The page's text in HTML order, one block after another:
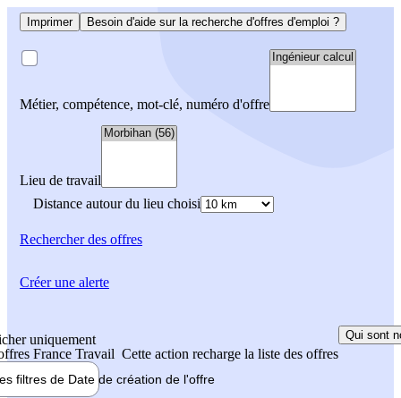
Imprimer Besoin d'aide sur la recherche d'offres d'emploi ?
Métier, compétence, mot-clé, numéro d'offre
Lieu de travail
Distance autour du lieu choisi
Rechercherdes offres
uniquement
France Travail Cette action recharge la liste des offres
Qui sont
filtres de Date de création de l'offre
Créer une alerte